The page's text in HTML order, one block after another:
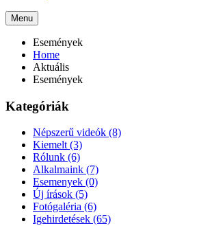
Menu
Események
Home
Aktuális
Események
Kategóriák
Népszerű videók (8)
Kiemelt(3)
Rólunk (6)
Alkalmaink (7)
Esemenyek (0)
Új írások (5)
Fotógaléria (6)
Igehirdetések (65)